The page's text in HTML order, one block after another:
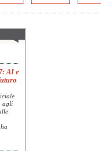
TEMATICI
AI e
agli